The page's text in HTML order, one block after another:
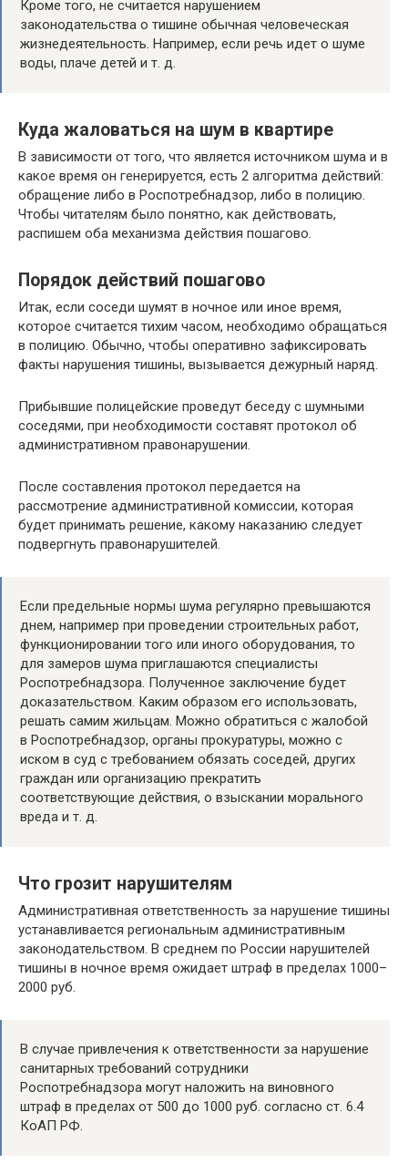
Кроме того, не считается нарушением
законодательства о тишине обычная человеческая
жизнедеятельность. Например, если речь идет о шуме
воды, плаче детей и т. д.
Куда жаловаться на шум в квартире
В зависимости от того, что является источником шума и в
какое время он генерируется, есть 2 алгоритма действий:
обращение либо в Роспотребнадзор, либо в полицию.
Чтобы читателям было понятно, как действовать,
распишем оба механизма действия пошагово.
Порядок действий пошагово
Итак, если соседи шумят в ночное или иное время,
которое считается тихим часом, необходимо обращаться
в полицию. Обычно, чтобы оперативно зафиксировать
факты нарушения тишины, вызывается дежурный наряд.
Прибывшие полицейские проведут беседу с шумными
соседями, при необходимости составят протокол об
административном правонарушении.
После составления протокол передается на
рассмотрение административной комиссии, которая
будет принимать решение, какому наказанию следует
подвергнуть правонарушителей.
Если предельные нормы шума регулярно превышаются
днем, например при проведении строительных работ,
функционировании того или иного оборудования, то
для замеров шума приглашаются специалисты
Роспотребнадзора. Полученное заключение будет
доказательством. Каким образом его использовать,
решать самим жильцам. Можно обратиться с жалобой
в Роспотребнадзор, органы прокуратуры, можно с
иском в суд с требованием обязать соседей, других
граждан или организацию прекратить
соответствующие действия, о взыскании морального
вреда и т. д.
Что грозит нарушителям
Административная ответственность за нарушение тишины
устанавливается региональным административным
законодательством. В среднем по России нарушителей
тишины в ночное время ожидает штраф в пределах 1000–
2000 руб.
В случае привлечения к ответственности за нарушение
санитарных требований сотрудники
Роспотребнадзора могут наложить на виновного
штраф в пределах от 500 до 1000 руб. согласно ст. 6.4
КоАП РФ.